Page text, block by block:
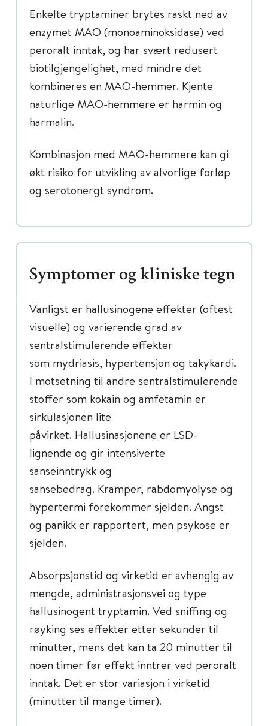
Enkelte tryptaminer brytes raskt ned av
enzymet MAO (monoaminoksidase) ved
peroralt inntak, og har svært redusert
biotilgjengelighet, med mindre det
kombineres en MAO-hemmer. Kjente
naturlige MAO-hemmere er harmin og
harmalin.
Kombinasjon med MAO-hemmere kan gi
økt risiko for utvikling av alvorlige forløp
og serotonergt syndrom.
Symptomer og kliniske tegn
Vanligst er hallusinogene effekter (oftest
visuelle) og varierende grad av
sentralstimulerende effekter
som mydriasis, hypertensjon og takykardi.
I motsetning til andre sentralstimulerende
stoffer som kokain og amfetamin er
sirkulasjonen lite
påvirket. Hallusinasjonene er LSD-
lignende og gir intensiverte
sanseinntrykk og
sansebedrag. Kramper, rabdomyolyse og
hypertermi forekommer sjelden. Angst
og panikk er rapportert, men psykose er
sjelden.
Absorpsjonstid og virketid er avhengig av
mengde, administrasjonsvei og type
hallusinogent tryptamin. Ved sniffing og
røyking ses effekter etter sekunder til
minutter, mens det kan ta 20 minutter til
noen timer før effekt inntrer ved peroralt
inntak. Det er stor variasjon i virketid
(minutter til mange timer).